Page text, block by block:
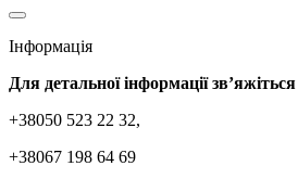
Інформація
Для детальної інформації
+38050 523 22 32,
+38067 198 64 69